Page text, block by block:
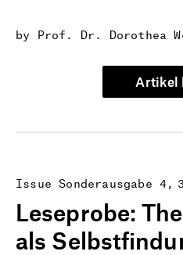
by Prof. Dr. Dorothea
Artikel
Issue Sonderausgabe 4
Leseprobe:
als